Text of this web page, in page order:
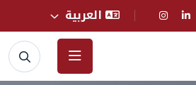
العربية